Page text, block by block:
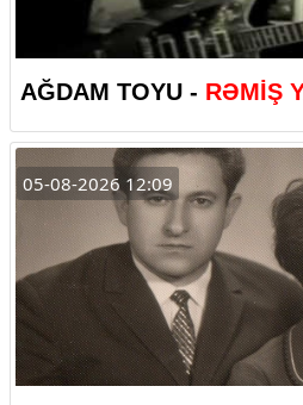
AĞDAM TOYU - RƏMİŞ
05-08-2026 12:09